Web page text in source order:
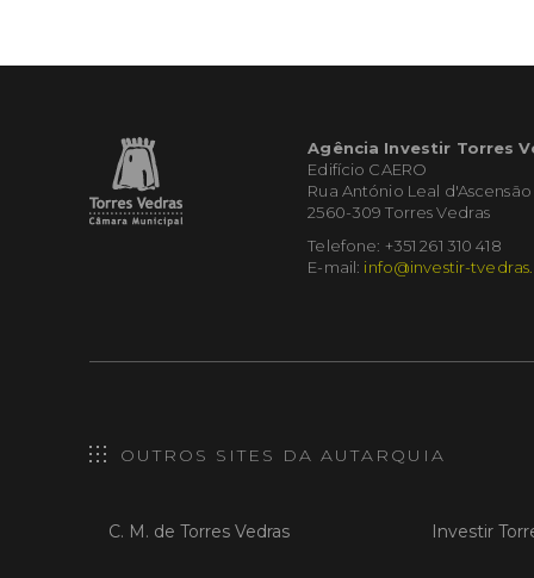
Agência Investir Torres
Edifício CAERO
Rua António Leal d'Ascensão
2560-309 Torres Vedras
Telefone: +351 261 310 418
E-mail: info@investir-
OUTROS SITES DA AUTARQUIA
C. M. de Torres Vedras Investir